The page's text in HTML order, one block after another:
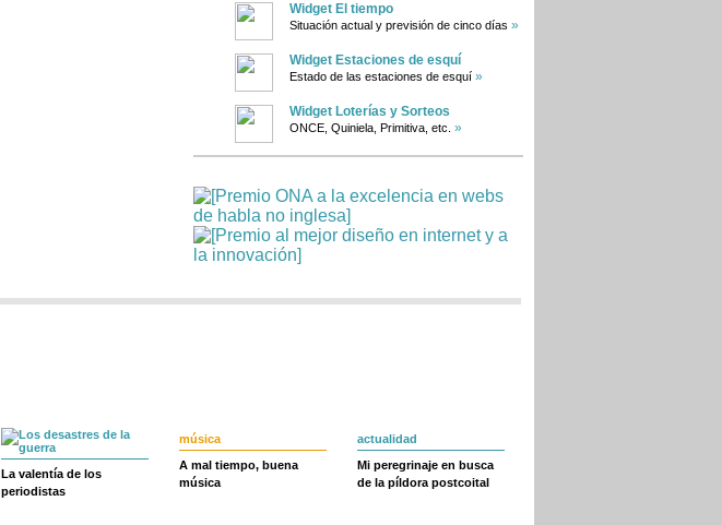
Widget El tiempo
Situación actual y previsión de cinco días »
Widget Estaciones de esquí
Estado de las estaciones de esquí »
Widget Loterías y Sorteos
ONCE, Quiniela, Primitiva, etc. »
La valentía de los
periodistas
música
A mal tiempo, buena
música
actualidad
Mi peregrinaje en busca
de la píldora postcoital